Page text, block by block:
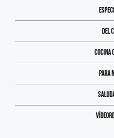
Del
Cocina
Para